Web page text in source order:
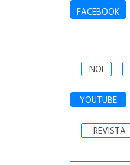
FACEBOOK
NOI
YOUTUBE
REVISTA